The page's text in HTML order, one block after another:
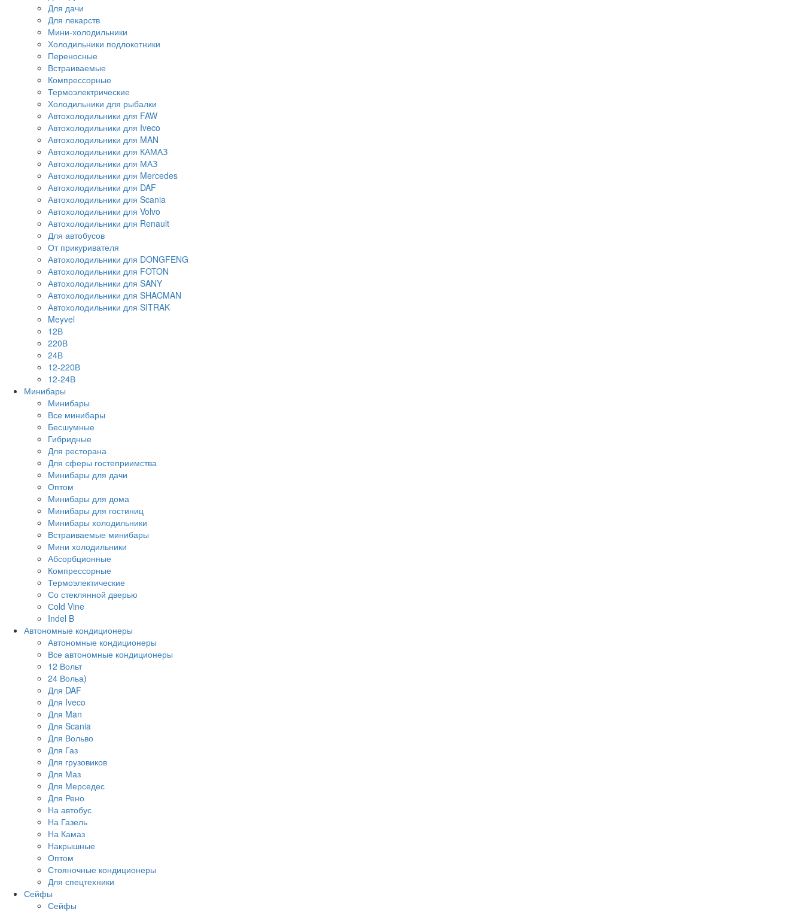
Для дачи
Для лекарств
Мини-холодильники
Холодильники подлокотники
Переносные
Встраиваемые
Компрессорные
Термоэлектрические
Холодильники для рыбалки
Автохолодильники для FAW
Автохолодильники для Iveco
Автохолодильники для MAN
Автохолодильники для КАМАЗ
Автохолодильники для МАЗ
Автохолодильники для Mercedes
Автохолодильники для DAF
Автохолодильники для Scania
Автохолодильники для Volvo
Автохолодильники для Renault
Для автобусов
От прикуривателя
Автохолодильники для DONGFENG
Автохолодильники для FOTON
Автохолодильники для SANY
Автохолодильники для SHACMAN
Автохолодильники для SITRAK
Meyvel
12В
220В
24В
12-220В
12-24В
Минибары
Минибары
Все минибары
Бесшумные
Гибридные
Для ресторана
Для сферы гостеприимства
Минибары для дачи
Оптом
Минибары для дома
Минибары для гостиниц
Минибары холодильники
Встраиваемые минибары
Мини холодильники
Абсорбционные
Компрессорные
Термоэлектические
Со стеклянной дверью
Сold Vine
Indel B
Автономные кондиционеры
Автономные кондиционеры
Все автономные кондиционеры
12 Вольт
24 Вольа)
Для DAF
Для Iveco
Для Man
Для Scania
Для Вольво
Для Газ
Для грузовиков
Для Маз
Для Мерседес
Для Рено
На автобус
На Газель
На Камаз
Накрышные
Оптом
Стояночные кондиционеры
Для спецтехники
Сейфы
Сейфы